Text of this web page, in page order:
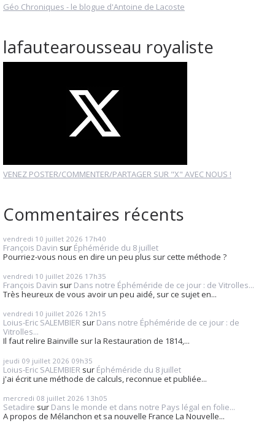
Géo Chroniques - le blogue d'Antoine de Lacoste
lafautearousseau royaliste
VENEZ POSTER/COMMENTER/PARTAGER SUR "X" AVEC NOUS !
Commentaires récents
vendredi 10 juillet 2026 17h40
François Davin sur Éphéméride du 8 juillet
Pourriez-vous nous en dire un peu plus sur cette méthode ?
vendredi 10 juillet 2026 17h35
François Davin sur Dans notre Éphéméride de ce jour : de Vitrolles...
Très heureux de vous avoir un peu aidé, sur ce sujet en...
vendredi 10 juillet 2026 12h15
Loius-Eric SALEMBIER sur Dans notre Éphéméride de ce jour : de
Vitrolles...
Il faut relire Bainville sur la Restauration de 1814,...
jeudi 09 juillet 2026 09h35
Loius-Eric SALEMBIER sur Éphéméride du 8 juillet
j'ai écrit une méthode de calculs, reconnue et publiée...
mercredi 08 juillet 2026 13h05
Setadire sur Dans le monde et dans notre Pays légal en folie...
A propos de Mélanchon et sa nouvelle France La Nouvelle...